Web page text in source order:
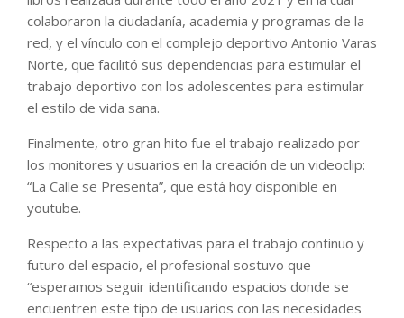
colaboraron la ciudadanía, academia y programas de la
red, y el vínculo con el complejo deportivo Antonio Varas
Norte, que facilitó sus dependencias para estimular el
trabajo deportivo con los adolescentes para estimular
el estilo de vida sana.
Finalmente, otro gran hito fue el trabajo realizado por
los monitores y usuarios en la creación de un videoclip:
“La Calle se Presenta”, que está hoy disponible en
youtube.
Respecto a las expectativas para el trabajo continuo y
futuro del espacio, el profesional sostuvo que
“esperamos seguir identificando espacios donde se
encuentren este tipo de usuarios con las necesidades